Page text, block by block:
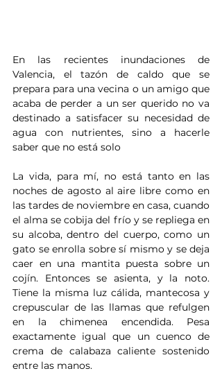
En las recientes inundaciones de
Valencia, el tazón de caldo que se
prepara para una vecina o un amigo que
acaba de perder a un ser querido no va
destinado a satisfacer su necesidad de
agua con nutrientes, sino a hacerle
saber que no está solo
La vida, para mí, no está tanto en las
noches de agosto al aire libre como en
las tardes de noviembre en casa, cuando
el alma se cobija del frío y se repliega en
su alcoba, dentro del cuerpo, como un
gato se enrolla sobre sí mismo y se deja
caer en una mantita puesta sobre un
cojín. Entonces se asienta, y la noto.
Tiene la misma luz cálida, mantecosa y
crepuscular de las llamas que refulgen
en la chimenea encendida. Pesa
exactamente igual que un cuenco de
crema de calabaza caliente sostenido
entre las manos.